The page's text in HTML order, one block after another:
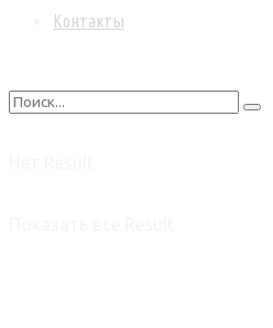
Контакты